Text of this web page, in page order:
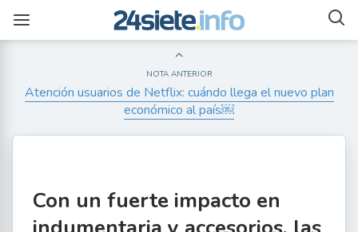
NOTA ANTERIOR
Atención usuarios de Netflix: cuándo llega el nuevo plan
económico al país￼
Con un fuerte impacto en